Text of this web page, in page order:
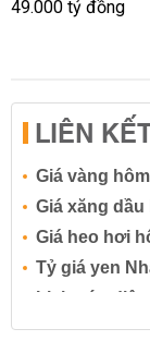
LIÊN
Giá vàng
Giá xăng dầu
Giá heo hơi
Tỷ giá yen
Lịch cúp điện
Lãi suất tiết